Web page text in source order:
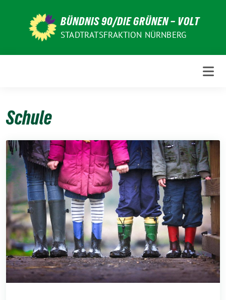
BÜNDNIS 90/DIE GRÜNEN – VOLT
STADTRATSFRAKTION NÜRNBERG
Schule